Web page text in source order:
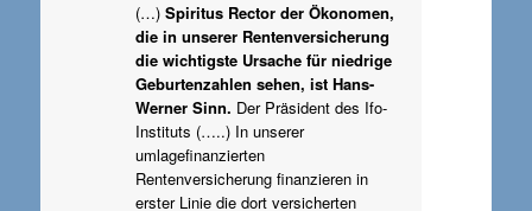
(…) Spiritus Rector der Ökonomen,
die in unserer Rentenversicherung
die wichtigste Ursache für niedrige
Geburtenzahlen sehen, ist Hans-
Werner Sinn. Der Präsident des Ifo-
Instituts (…..) In unserer
umlagefinanzierten
Rentenversicherung finanzieren in
erster Linie die dort versicherten